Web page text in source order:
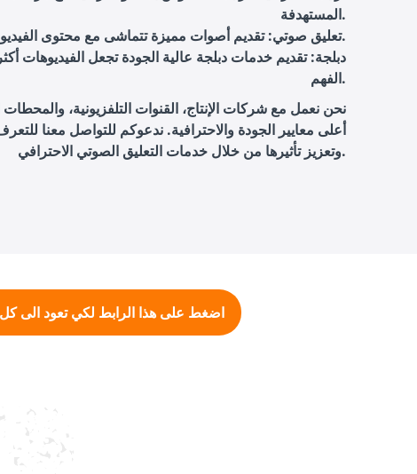
المستهدفة.
تعليق صوتي: تقديم أصوات مميزة تتماشى مع محتوى الفيديو واحتياجات العميل.
دبلجة: تقديم خدمات دبلجة عالية الجودة تجعل الفيديوهات
الفهم.
نحن نعمل مع شركات الإنتاج، القنوات التلفزيونية،
أعلى معايير الجودة والاحترافية. ندعوكم للتواصل معنا
وتعزيز تأثيرها من خلال خدمات التعليق الصوتي الاحترافي.
اضغط على هذا الرابط لكي تعود الى